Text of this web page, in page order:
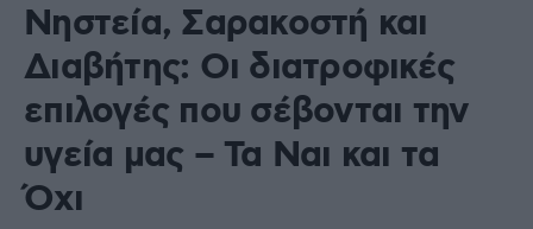
Νηστεία, Σαρακοστή και
Διαβήτης: Οι διατροφικές
επιλογές που σέβονται την
υγεία μας – Τα Ναι και τα
Όχι